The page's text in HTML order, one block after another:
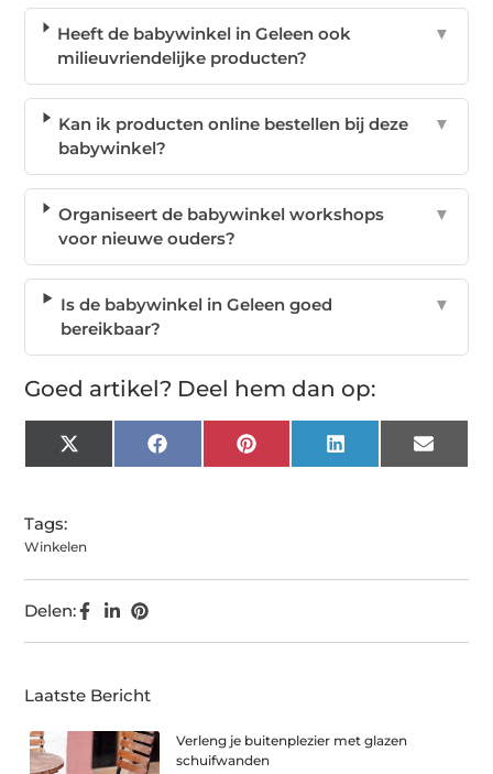
Heeft de babywinkel in Geleen ook
milieuvriendelijke producten?
▼
Kan ik producten online bestellen bij deze
babywinkel?
▼
Organiseert de babywinkel workshops
voor nieuwe ouders?
▼
Is de babywinkel in Geleen goed
bereikbaar?
▼
Goed artikel? Deel hem dan op:
X
(Twitter)
Facebook Pinterest LinkedIn Email
Tags:
Winkelen
Delen:
Laatste Bericht
Verleng je buitenplezier met glazen
schuifwanden